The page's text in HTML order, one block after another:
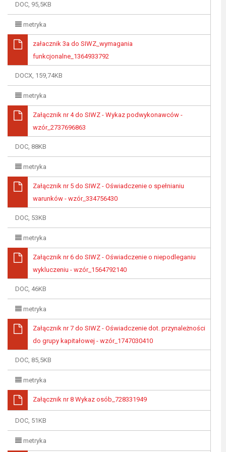
DOC, 95,5KB
metryka
załacznik 3a do SIWZ_wymagania
funkcjonalne_1364933792
DOCX, 159,74KB
metryka
Załącznik nr 4 do SIWZ - Wykaz podwykonawców -
wzór_2737696863
DOC, 88KB
metryka
Załącznik nr 5 do SIWZ - Oświadczenie o spełnianiu
warunków - wzór_334756430
DOC, 53KB
metryka
Załącznik nr 6 do SIWZ - Oświadczenie o niepodleganiu
wykluczeniu - wzór_1564792140
DOC, 46KB
metryka
Załącznik nr 7 do SIWZ - Oświadczenie dot. przynależności
do grupy kapitałowej - wzór_1747030410
DOC, 85,5KB
metryka
Załącznik nr 8 Wykaz osób_728331949
DOC, 51KB
metryka